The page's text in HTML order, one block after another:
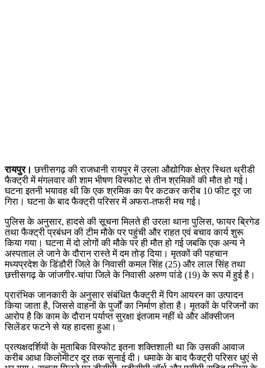
रायपुर। छत्तीसगढ़ की राजधानी रायपुर में उरला औद्योगिक क्षेत्र स्थित थ्रीडी
फैक्ट्री में मंगलवार की शाम भीषण विस्फोट से तीन श्रमिकों की मौत हो गई।
घटना इतनी भयावह थी कि एक श्रमिक का पैर कटकर करीब 10 फीट दूर जा
गिरा। घटना के बाद फैक्ट्री परिसर में अफरा-तफरी मच गई।
पुलिस के अनुसार, हादसे की सूचना मिलते ही उरला थाना पुलिस, फायर ब्रिगेड
तथा फैक्ट्री प्रबंधन की टीम मौके पर पहुंची और राहत एवं बचाव कार्य शुरू
किया गया। घटना में दो लोगों की मौके पर ही मौत हो गई जबकि एक अन्य ने
अस्पताल ले जाने के दौरान रास्ते में दम तोड़ दिया। मृतकों की पहचान
मध्यप्रदेश के डिंडौरी जिले के निवासी कमल सिंह (25) और लाल सिंह तथा
छत्तीसगढ़ के जांजगीर-चांपा जिले के निवासी अरुण पांडे (19) के रूप में हुई है।
प्रारंभिक जानकारी के अनुसार संबंधित फैक्ट्री में पिग आयरन का उत्पादन
किया जाता है, जिससे वाहनों के पुर्जों का निर्माण होता है। मृतकों के परिजनों का
आरोप है कि काम के दौरान पर्याप्त सुरक्षा इंतजाम नहीं थे और ऑक्सीजन
सिलेंडर फटने से यह हादसा हुआ।
प्रत्यक्षदर्शियों के मुताबिक विस्फोट इतना शक्तिशाली था कि उसकी आवाज
करीब आधा किलोमीटर दूर तक सुनाई दी। धमाके के बाद फैक्ट्री परिसर धुएं से